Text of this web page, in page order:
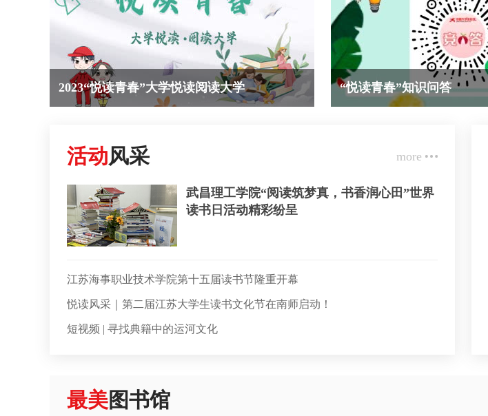
2023“悦读青春”大学悦读阅读大学 “悦读青春”知识问答
活动风采 more
武昌理工学院“阅读筑梦真，书香润心田”世界
读书日活动精彩纷呈
江苏海事职业技术学院第十五届读书节隆重开幕
悦读风采｜第二届江苏大学生读书文化节在南师启动！
短视频 | 寻找典籍中的运河文化
最美图书馆